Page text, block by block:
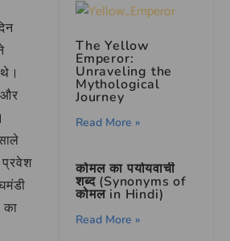
और
प्रवेश
The Yellow
Emperor:
Unraveling the
Mythological
Journey
Read More »
कोमल का पर्यायवाची
शब्द (Synonyms of
कोमल in Hindi)
Read More »